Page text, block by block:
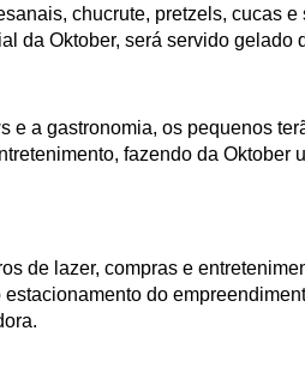
chucrute, pretzels, cucas e
da Oktober, será servido gelado
e a gastronomia, os pequenos
fazendo da Oktober
de lazer, compras e
do